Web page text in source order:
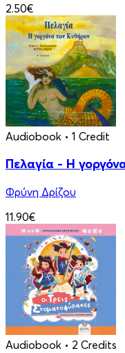
2.50€
Audiobook • 1 Credit
Πελαγία - Η
Φρύνη Δρίζου
11.90€
Audiobook • 2 Credits